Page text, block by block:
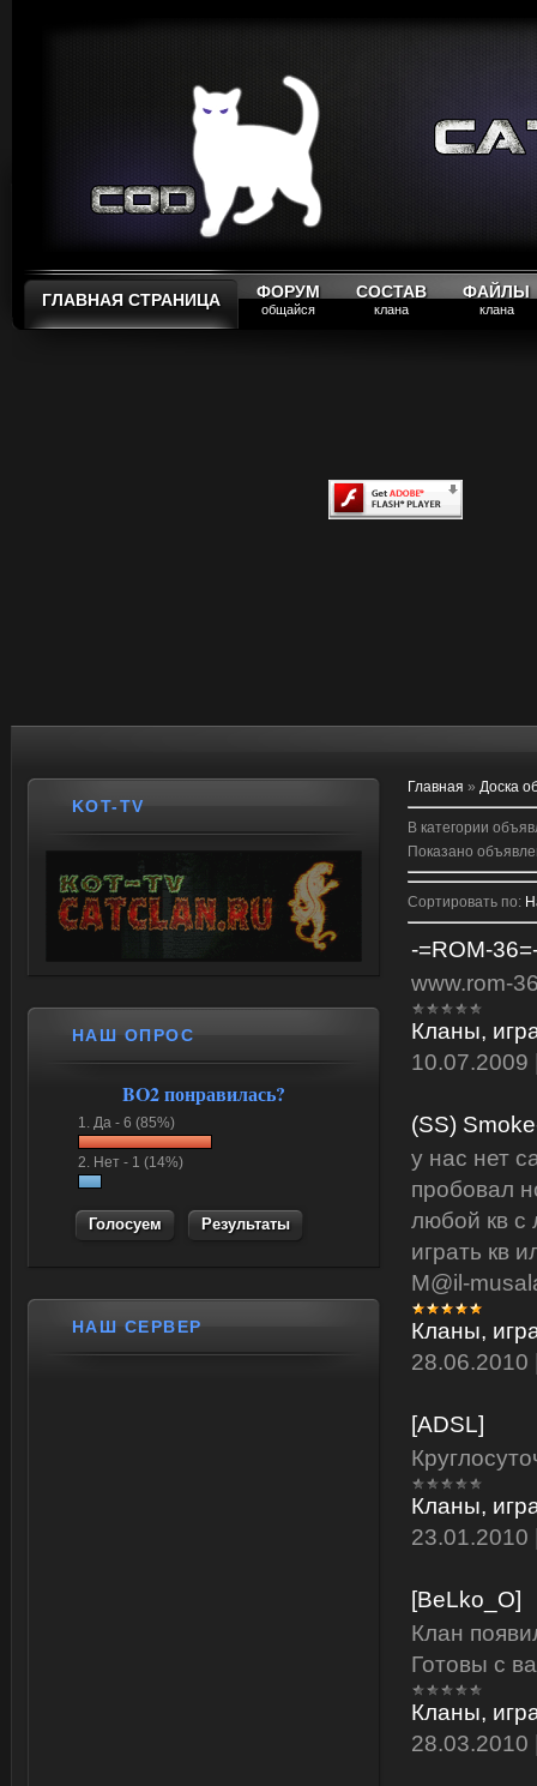
ГЛАВНАЯ СТРАНИЦА ФОРУМ
общайся
СОСТАВ
клана
ФАЙЛЫ
клана
Главная » Доска
В категории
Показано
Сортировать по:
-=ROM-
www.rom-
Кланы,
10.07.2009
(SS)
у нас нет
пробовал
любой кв с
играть кв
M@il-
Кланы,
28.06.2010
[ADSL]
Кланы,
23.01.2010
[BeLko_O]
Клан
Готовы с
Кланы,
28.03.2010
KOT-TV
НАШ ОПРОС
BO2 понравилась?
1. Да - 6 (85%)
2. Нет - 1 (14%)
Результаты
НАШ СЕРВЕР